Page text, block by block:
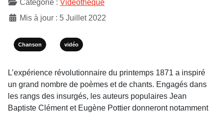
Catégorie : Vidéothèque
Mis à jour : 5 Juillet 2022
Chanson vidéo
L’expérience révolutionnaire du printemps 1871 a inspiré
un grand nombre de poèmes et de chants. Engagés dans
les rangs des insurgés, les auteurs populaires Jean
Baptiste Clément et Eugène Pottier donneront notamment